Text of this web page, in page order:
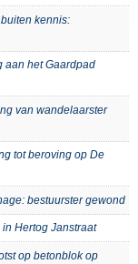
kennis:
aan het Gaardpad
van wandelaarster
tot beroving op De
bestuurster gewond
Hertog Janstraat
op betonblok op